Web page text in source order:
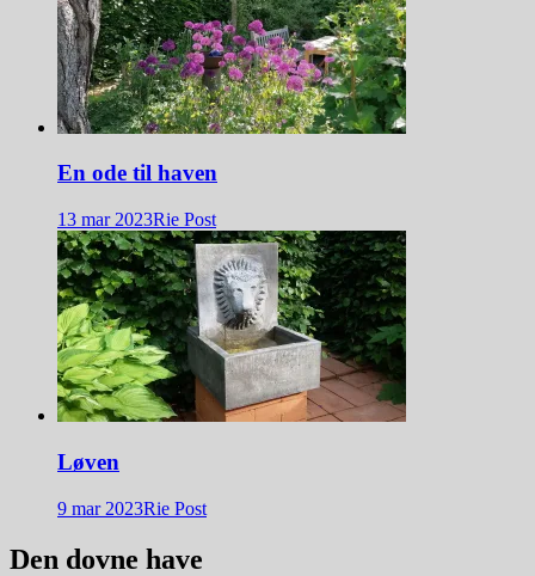
En ode til haven
13 mar 2023Rie Post
Løven
9 mar 2023Rie Post
Den dovne have